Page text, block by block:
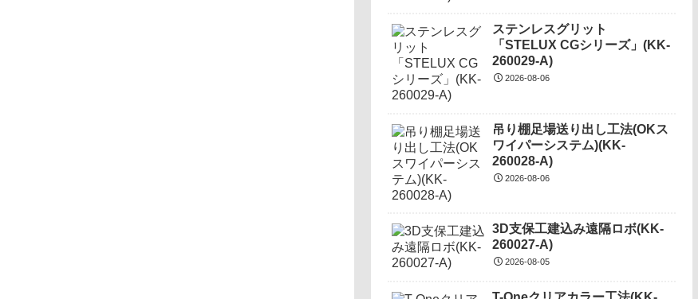
ステンレスグリット
「STELUX CGシリーズ」(KK-
260029-A)
2026-08-06
吊り棚足場送り出し工法(OKス
ワイパーシステム)(KK-
260028-A)
2026-08-06
3D支保工建込み遠隔ロボ(KK-
260027-A)
2026-08-05